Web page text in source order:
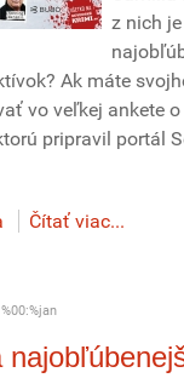
z nich
Ak máte
vo veľkej ankete
pripravil portál
Čítať viac...